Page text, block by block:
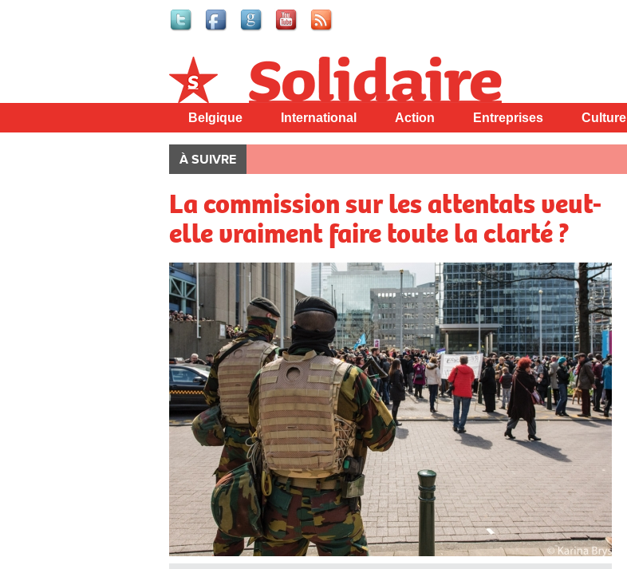
Solidaire
Belgique International Action Entreprises Culture
À SUIVRE
La commission sur les attentats veut-
elle vraiment faire toute la clarté ?